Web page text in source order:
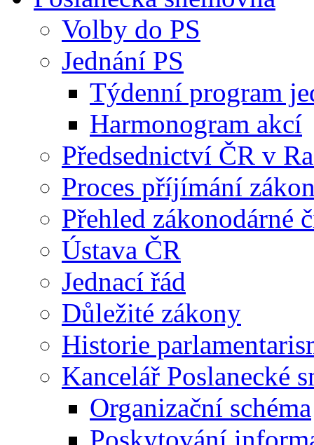
Volby do PS
Jednání PS
Týdenní program
Harmonogram akcí
Předsednictví ČR v
Proces příjímání
Přehled zákonodárné
Ústava ČR
Jednací řád
Důležité zákony
Historie
Kancelář Poslanecké
Organizační schéma
Poskytování